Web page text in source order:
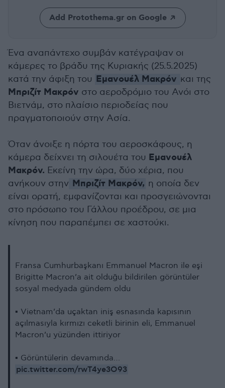
Add Protothema.gr on Google
Ένα αναπάντεχο συμβάν κατέγραψαν οι
κάμερες το βράδυ της Κυριακής (25.5.2025)
κατά την άφιξη του Εμανουέλ Μακρόν και της
Μπριζίτ Μακρόν στο αεροδρόμιο του Ανόι στο
Βιετνάμ, στο πλαίσιο περιοδείας που
πραγματοποιούν στην Ασία.
Όταν άνοιξε η πόρτα του αεροσκάφους, η
κάμερα δείχνει τη σιλουέτα του Εμανουέλ
Μακρόν. Εκείνη την ώρα, δύο χέρια, που
ανήκουν στην Μπριζίτ Μακρόν, η οποία δεν
είναι ορατή, εμφανίζονται και προσγειώνονται
στο πρόσωπο του Γάλλου προέδρου, σε μια
κίνηση που παραπέμπει σε χαστούκι.
Fransa Cumhurbaşkanı Emmanuel Macron ile eşi
Brigitte Macron’a ait olduğu bildirilen görüntüler
sosyal medyada gündem oldu
▪️ Vietnam’da uçaktan iniş esnasında kapısının
açılmasıyla kırmızı ceketli birinin eli, Emmanuel
Macron’u yüzünden ittiriyor
▪️ Görüntülerin devamında…
pic.twitter.com/rwT4ye3O93